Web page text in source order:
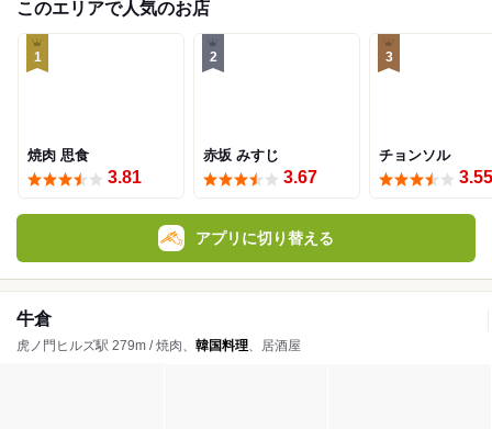
このエリアで人気のお店
1
焼肉 思食
3.81
2
赤坂 みすじ
3.67
3
チョンソル
3.55
アプリに切り替える
牛倉
虎ノ門ヒルズ駅 279m / 焼肉、 韓国料理、居酒屋